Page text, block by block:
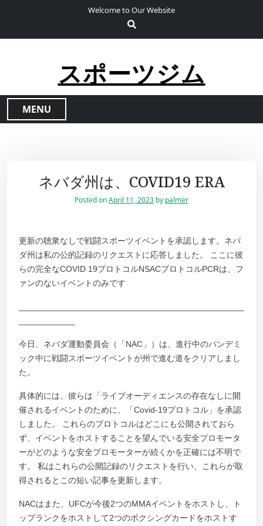
Welcome to Our Website
スポーツジム
MENU
ネバダ州は、COVID19 ERA
Posted onApril 11, 2023 by palmer
更新の聴衆なしで戦闘スポーツイベントを承認します。ネバ
ダ州は私の公的記録のリクエストに応答しました。 ここに彼
らの完全なCOVID 19プロトコルNSACプロトコルPCRは、フ
ァンのないイベントのみです
今日、ネバダ運動委員会（「NAC」）は、進行中のパンデミ
ック中に戦闘スポーツイベントが州で進む道をクリアしまし
た。
具体的には、彼らは「ライブオーディエンスの存在なしに開
催されるイベントのために、「Covid-19プロトコル」を承認
しました。 これらのプロトコルはどこにも公開されておら
ず、イベントをホストすることを望んでいる安全プロモータ
ーがどのような安全プロモーターが続くかを正確には不明で
す。 私はこれらの公開記録のリクエストを行い、これらが取
得されるとこの短い記事を更新します。
NACはまた、UFCが今後2つのMMAイベントをホストし、ト
ップランクをホストして2つのボクシングカードをホストす